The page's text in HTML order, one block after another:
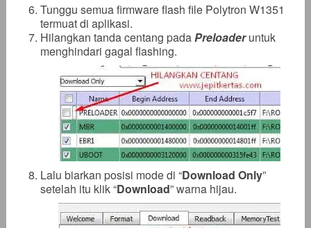
Tunggu semua firmware flash file Polytron W1351
termuat di aplikasi.
Hilangkan tanda centang padaPreloader untuk
menghindari gagal flashing.
Lalu biarkan posisi mode di “Download Only”
setelah itu klik “Download” warna hijau.